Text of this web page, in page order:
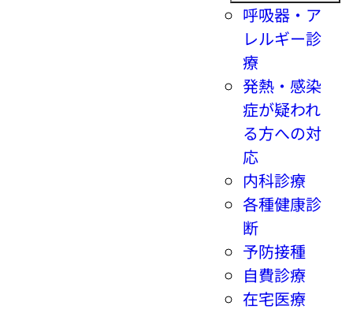
呼吸器・ア
レルギー診
療
発熱・感染
症が疑われ
る方への対
応
内科診療
各種健康診
断
予防接種
自費診療
在宅医療